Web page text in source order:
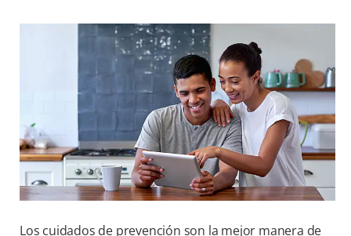
SUSCRÍBASE
Los cuidados de prevención son la mejor manera de